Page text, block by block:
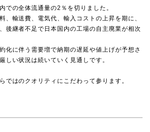
での全体流通量の2％を切りました。
、輸送費、電気代、輸入コストの上昇を期に、
後継者不足で日本国内の工場の自主廃業が相次
化に伴う需要増で納期の遅延や値上げが予想さ
しい状況は続いていく見通しです。
ではのクオリティにこだわって参ります。